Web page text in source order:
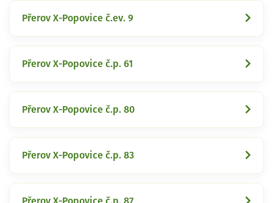
Přerov X-Popovice č.ev. 9
Přerov X-Popovice č.p. 61
Přerov X-Popovice č.p. 80
Přerov X-Popovice č.p. 83
Přerov X-Popovice č.p. 87